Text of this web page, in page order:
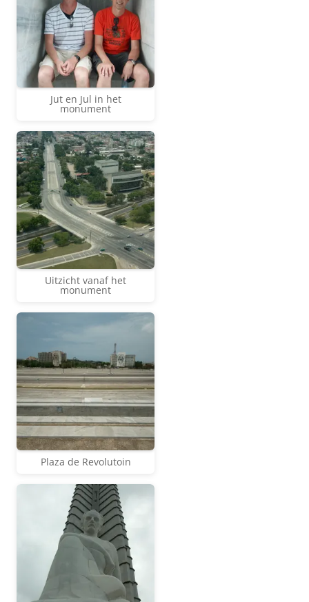
Jut en Jul in het
monument
Uitzicht vanaf het
monument
Plaza de Revolutoin